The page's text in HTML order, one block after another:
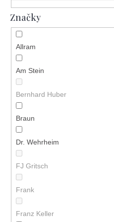
Značky
Allram
Am Stein
Bernhard Huber
Braun
Dr. Wehrheim
FJ Gritsch
Frank
Franz Keller